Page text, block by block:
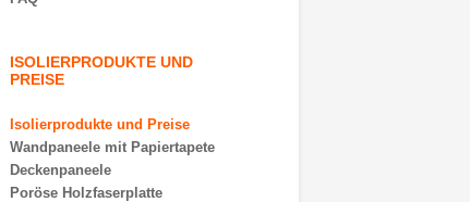
ISOLIERPRODUKTE UND
PREISE
Isolierprodukte und Preise
Wandpaneele mit Papiertapete
Deckenpaneele
Poröse Holzfaserplatte